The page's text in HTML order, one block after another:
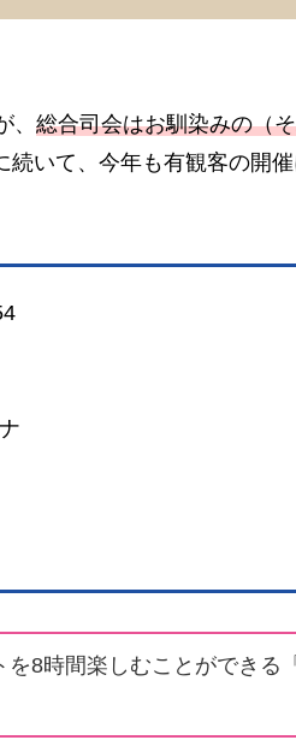
総合司会はお馴染みの（
続いて、今年も有観客の開催
8時間楽しむことができる